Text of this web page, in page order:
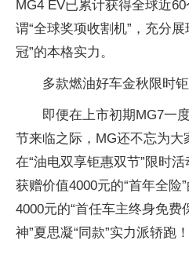
MG4 EV已累计获得全球近
谓“全球奖项收割机”，充分
冠”的本格实力。
多款燃油好车金秋限时
即便在上市初期MG7一
节来临之际，MG还不忘为大
在“油电双享钜惠双节”限时
获赠价值4000元的“首年全险
4000元的“首任车主终身免费
神”夏思凝“同款”实力派轿跑！